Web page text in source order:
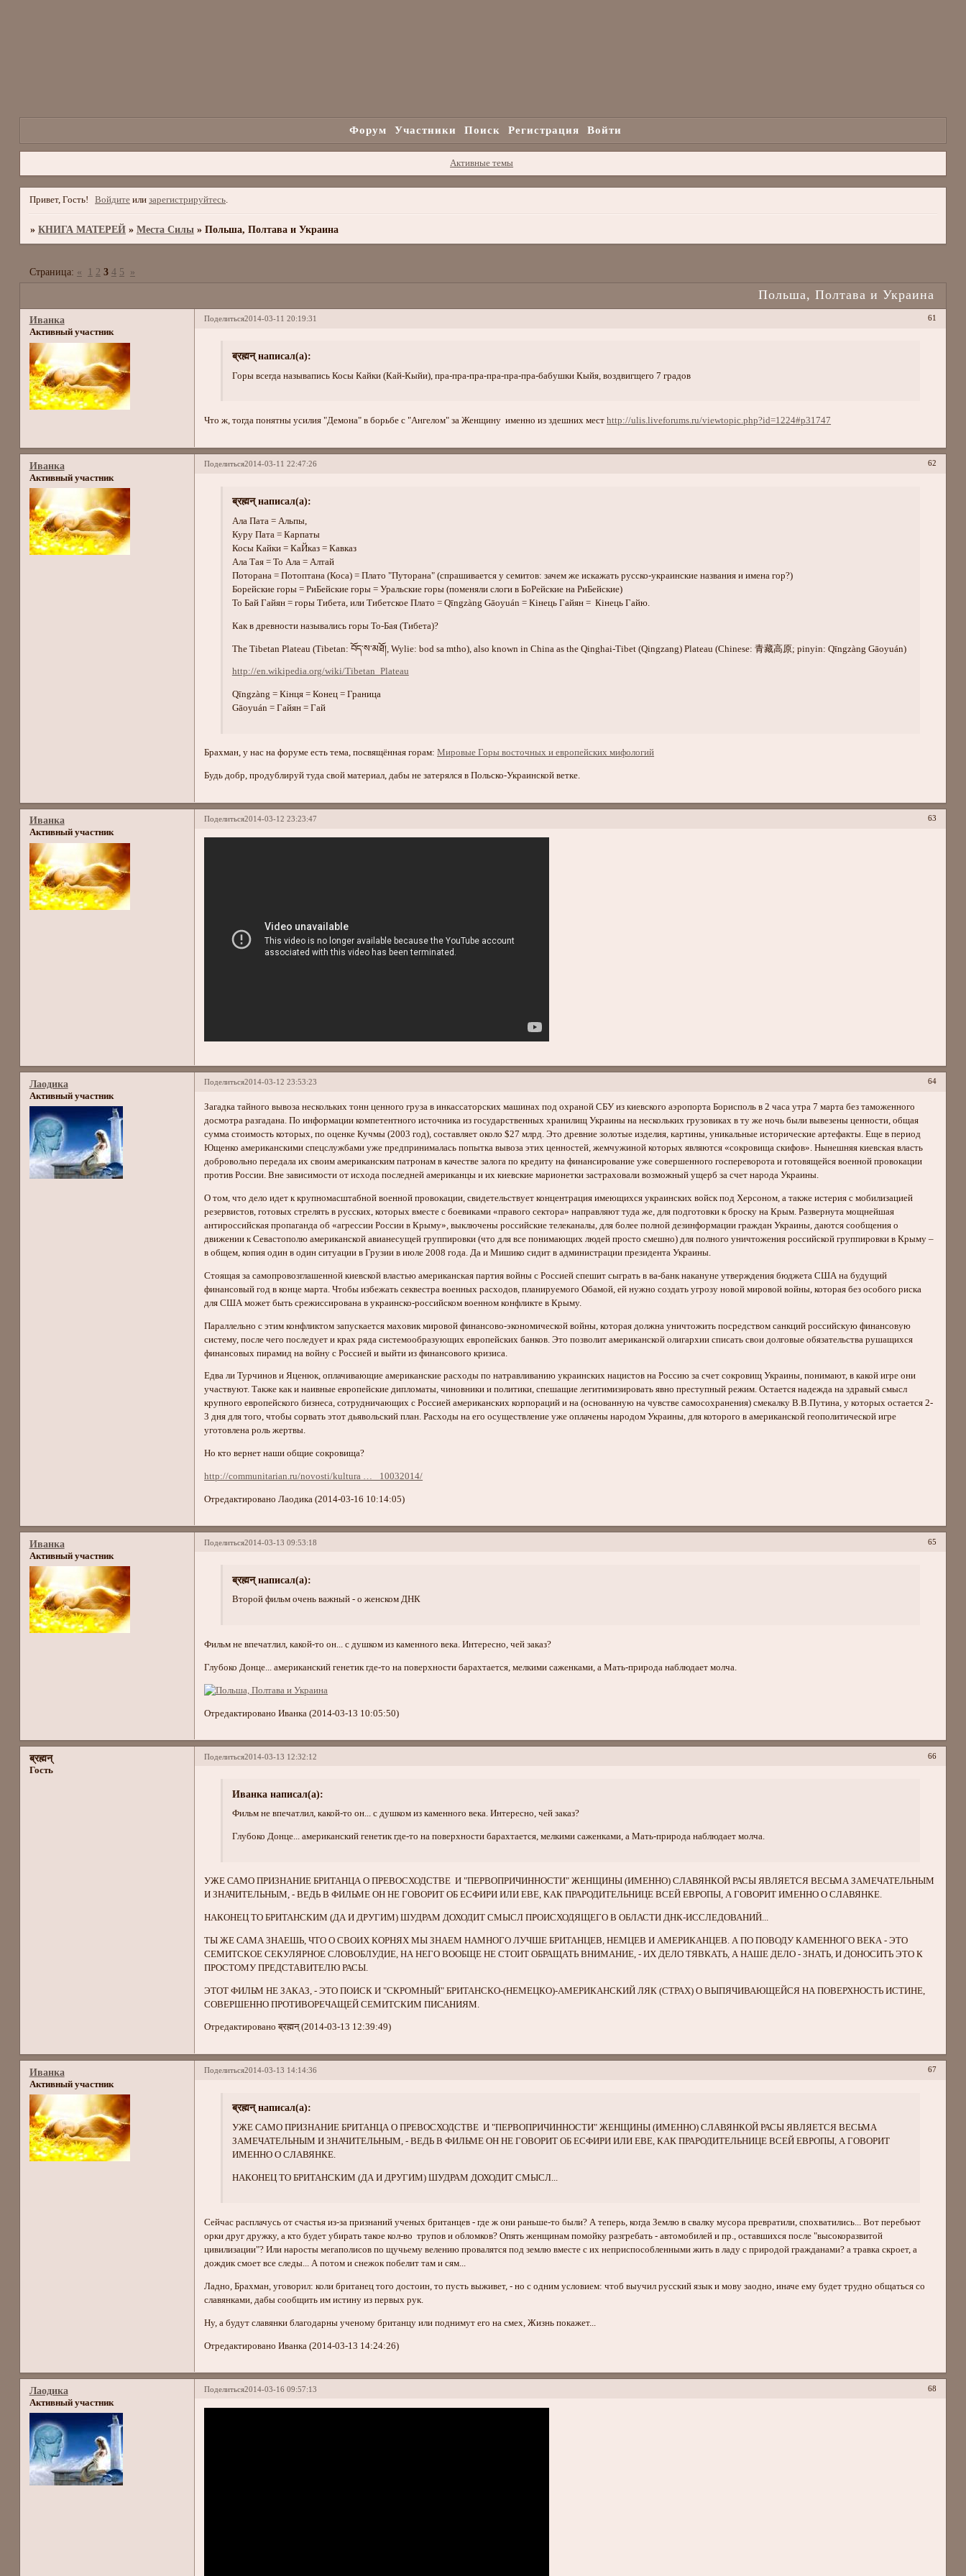
Форум Участники Поиск Регистрация Войти
Активные темы
Привет, Гость! Войдите или зарегистрируйтесь
» КНИГА МАТЕРЕЙ » Места Силы » Польша, Полтава и Украина
Польша, Полтава и Украина
Страница: « 1 2 3 4 5 »
Поделиться 61
2014-03-11 20:19:31
Иванка
Активный участник
ब्रह्मन् написал(а):
Горы всегда называпись Косы Кайки (Кай-Кыйи), пра-пра-пра-пра-пра-пра-бабушки Кыйя, воздвигщего 7 градов
Что ж, тогда понятны усилия "Демона" в борьбе с "Ангелом" за Женщину именно из здешних местhttp://ulis.liveforums.ru/viewtopic.php?id=1224#p31747
Поделиться 62
2014-03-11 22:47:26
Иванка
Активный участник
ब्रह्मन् написал(а):
Ала Пата = Альпы,
Куру Пата = Карпаты
Косы Кайки = КаЙказ = Кавказ
Ала Тая = То Ала = Алтай
Поторана = Потоптана (Коса) = Плато "Путорана" (спрашивается у семитов: зачем же искажать русско-украинские названия и имена гор?)
Борейские горы = РиБейские горы = Уральские горы (поменяли слоги в БоРейские на РиБейские)
То Бай Гайян = горы Тибета, или Тибетское Плато = Qīngzàng Gāoyuán = Кiнець Гайян = Кiнець Гайю.
Как в древности назывались горы То-Бая (Тибета)?
The Tibetan Plateau (Tibetan: བོད་ས་མཐོ།, Wylie: bod sa mtho), also known in China as the Qinghai-Tibet (Qingzang) Plateau (Chinese: 青藏高原; pinyin: Qīngzàng Gāoyuán)
http://en.wikipedia.org/wiki/Tibetan_Plateau
Qīngzàng = Кiнця = Конец = Граница
Gāoyuán = Гайян = Гай
Брахман, у нас на форуме есть тема, посвящённая горам:Мировые Горы восточных и европейских мифологий
Будь добр, продублируй туда свой материал, дабы не затерялся в Польско-Украинской ветке.
Поделиться 63
2014-03-12 23:23:47
Иванка
Активный участник
Поделиться 64
2014-03-12 23:53:23
Лаодика
Активный участник
Загадка тайного вывоза нескольких тонн ценного груза в инкассаторских машинах под охраной СБУ из киевского аэропорта Борисполь в 2 часа утра 7 марта без таможенного
досмотра разгадана. По информации компетентного источника из государственных хранилищ Украины на нескольких грузовиках в ту же ночь были вывезены ценности, общая
сумма стоимость которых, по оценке Кучмы (2003 год), составляет около $27 млрд. Это древние золотые изделия, картины, уникальные исторические артефакты. Еще в период
Ющенко американскими спецслужбами уже предпринималась попытка вывоза этих ценностей, жемчужиной которых являются «сокровища скифов». Нынешняя киевская власть
добровольно передала их своим американским патронам в качестве залога по кредиту на финансирование уже совершенного госпереворота и готовящейся военной провокации
против России. Вне зависимости от исхода последней американцы и их киевские марионетки застраховали возможный ущерб за счет народа Украины.
О том, что дело идет к крупномасштабной военной провокации, свидетельствует концентрация имеющихся украинских войск под Херсоном, а также истерия с мобилизацией
резервистов, готовых стрелять в русских, которых вместе с боевиками «правого сектора» направляют туда же, для подготовки к броску на Крым. Развернута мощнейшая
антироссийская пропаганда об «агрессии России в Крыму», выключены российские телеканалы, для более полной дезинформации граждан Украины, даются сообщения о
движении к Севастополю американской авианесущей группировки (что для все понимающих людей просто смешно) для полного уничтожения российской группировки в Крыму –
в общем, копия один в один ситуации в Грузии в июле 2008 года. Да и Мишико сидит в администрации президента Украины.
Стоящая за самопровозглашенной киевской властью американская партия войны с Россией спешит сыграть в ва-банк накануне утверждения бюджета США на будущий
финансовый год в конце марта. Чтобы избежать секвестра военных расходов, планируемого Обамой, ей нужно создать угрозу новой мировой войны, которая без особого риска
для США может быть срежиссирована в украинско-российском военном конфликте в Крыму.
Параллельно с этим конфликтом запускается маховик мировой финансово-экономической войны, которая должна уничтожить посредством санкций российскую финансовую
систему, после чего последует и крах ряда системообразующих европейских банков. Это позволит американской олигархии списать свои долговые обязательства рушащихся
финансовых пирамид на войну с Россией и выйти из финансового кризиса.
Едва ли Турчинов и Яценюк, оплачивающие американские расходы по натравливанию украинских нацистов на Россию за счет сокровищ Украины, понимают, в какой игре они
участвуют. Также как и наивные европейские дипломаты, чиновники и политики, спешащие легитимизировать явно преступный режим. Остается надежда на здравый смысл
крупного европейского бизнеса, сотрудничающих с Россией американских корпораций и на (основанную на чувстве самосохранения) смекалку В.В.Путина, у которых остается 2-
3 дня для того, чтобы сорвать этот дьявольский план. Расходы на его осуществление уже оплачены народом Украины, для которого в американской геополитической игре
уготовлена роль жертвы.
Но кто вернет наши общие сокровища?
http://communitarian.ru/novosti/kultura … _10032014/
Отредактировано Лаодика (2014-03-16 10:14:05)
Поделиться 65
2014-03-13 09:53:18
Иванка
Активный участник
ब्रह्मन् написал(а):
Второй фильм очень важный - о женском ДНК
Фильм не впечатлил, какой-то он... с душком из каменного века. Интересно, чей заказ?
Глубоко Донце... американский генетик где-то на поверхности барахтается, мелкими саженками, а Мать-природа наблюдает молча.
Отредактировано Иванка (2014-03-13 10:05:50)
Поделиться 66
2014-03-13 12:32:12
ब्रह्मन्
Гость
Иванка написал(а):
Фильм не впечатлил, какой-то он... с душком из каменного века. Интересно, чей заказ?
Глубоко Донце... американский генетик где-то на поверхности барахтается, мелкими саженками, а Мать-природа наблюдает молча.
УЖЕ САМО ПРИЗНАНИЕ БРИТАНЦА О ПРЕВОСХОДСТВЕ И "ПЕРВОПРИЧИННОСТИ" ЖЕНЩИНЫ (ИМЕННО) СЛАВЯНКОЙ РАСЫ ЯВЛЯЕТСЯ ВЕСЬМА ЗАМЕЧАТЕЛЬНЫМ
И ЗНАЧИТЕЛЬНЫМ, - ВЕДЬ В ФИЛЬМЕ ОН НЕ ГОВОРИТ ОБ ЕСФИРИ ИЛИ ЕВЕ, КАК ПРАРОДИТЕЛЬНИЦЕ ВСЕЙ ЕВРОПЫ, А ГОВОРИТ ИМЕННО О СЛАВЯНКЕ.
НАКОНЕЦ ТО БРИТАНСКИМ (ДА И ДРУГИМ) ШУДРАМ ДОХОДИТ СМЫСЛ ПРОИСХОДЯЩЕГО В ОБЛАСТИ ДНК-ИССЛЕДОВАНИЙ...
ТЫ ЖЕ САМА ЗНАЕШЬ, ЧТО О СВОИХ КОРНЯХ МЫ ЗНАЕМ НАМНОГО ЛУЧШЕ БРИТАНЦЕВ, НЕМЦЕВ И АМЕРИКАНЦЕВ. А ПО ПОВОДУ КАМЕННОГО ВЕКА - ЭТО
СЕМИТСКОЕ СЕКУЛЯРНОЕ СЛОВОБЛУДИЕ, НА НЕГО ВООБЩЕ НЕ СТОИТ ОБРАЩАТЬ ВНИМАНИЕ, - ИХ ДЕЛО ТЯВКАТЬ, А НАШЕ ДЕЛО - ЗНАТЬ, И ДОНОСИТЬ ЭТО К
ПРОСТОМУ ПРЕДСТАВИТЕЛЮ РАСЫ.
ЭТОТ ФИЛЬМ НЕ ЗАКАЗ, - ЭТО ПОИСК И "СКРОМНЫЙ" БРИТАНСКО-(НЕМЕЦКО)-АМЕРИКАНСКИЙ ЛЯК (СТРАХ) О ВЫПЯЧИВАЮЩЕЙСЯ НА ПОВЕРХНОСТЬ ИСТИНЕ,
СОВЕРШЕННО ПРОТИВОРЕЧАЩЕЙ СЕМИТСКИМ ПИСАНИЯМ.
Отредактировано ब्रह्मन् (2014-03-13 12:39:49)
Поделиться 67
2014-03-13 14:14:36
Иванка
Активный участник
ब्रह्मन् написал(а):
УЖЕ САМО ПРИЗНАНИЕ БРИТАНЦА О ПРЕВОСХОДСТВЕ И "ПЕРВОПРИЧИННОСТИ" ЖЕНЩИНЫ (ИМЕННО) СЛАВЯНКОЙ РАСЫ ЯВЛЯЕТСЯ ВЕСЬМА
ЗАМЕЧАТЕЛЬНЫМ И ЗНАЧИТЕЛЬНЫМ, - ВЕДЬ В ФИЛЬМЕ ОН НЕ ГОВОРИТ ОБ ЕСФИРИ ИЛИ ЕВЕ, КАК ПРАРОДИТЕЛЬНИЦЕ ВСЕЙ ЕВРОПЫ, А ГОВОРИТ
ИМЕННО О СЛАВЯНКЕ.
НАКОНЕЦ ТО БРИТАНСКИМ (ДА И ДРУГИМ) ШУДРАМ ДОХОДИТ СМЫСЛ...
Сейчас расплачусь от счастья из-за признаний ученых британцев - где ж они раньше-то были? А теперь, когда Землю в свалку мусора превратили, спохватились... Вот перебьют
орки друг дружку, а кто будет убирать такое кол-во трупов и обломков? Опять женщинам помойку разгребать - автомобилей и пр., оставшихся после "высокоразвитой
цивилизации"? Или наросты мегаполисов по щучьему велению провалятся под землю вместе с их неприспособленными жить в ладу с природой гражданами? а травка скроет, а
дождик смоет все следы... А потом и снежок побелит там и сям...
Ладно, Брахман, уговорил: коли британец того достоин, то пусть выживет, - но с одним условием: чтоб выучил русский язык и мову заодно, иначе ему будет трудно общаться со
славянками, дабы сообщить им истину из первых рук.
Ну, а будут славянки благодарны ученому британцу или поднимут его на смех, Жизнь покажет...
Отредактировано Иванка (2014-03-13 14:24:26)
Поделиться 68
2014-03-16 09:57:13
Лаодика
Активный участник